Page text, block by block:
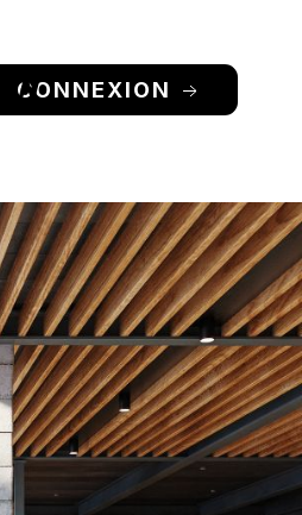
EN
CONNEXION